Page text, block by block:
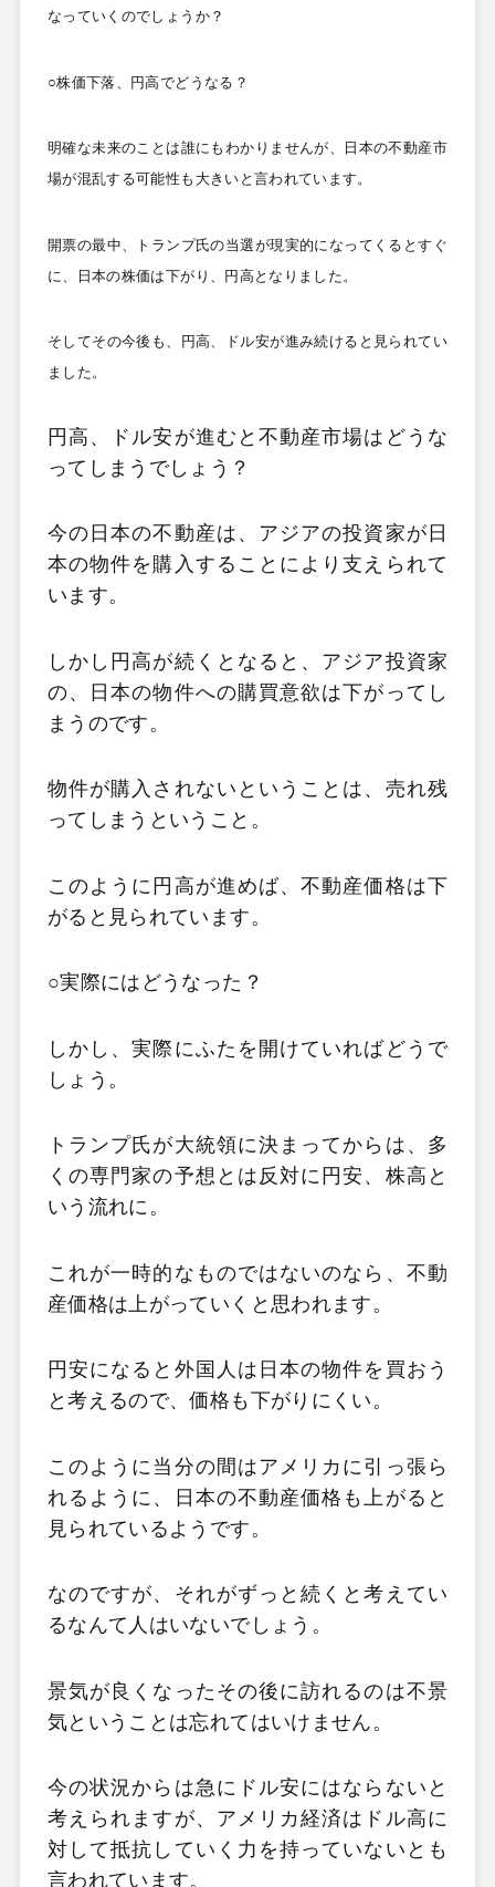
なっていくのでしょうか？
○株価下落、円高でどうなる？
明確な未来のことは誰にもわかりませんが、日本の不動産市
場が混乱する可能性も大きいと言われています。
開票の最中、トランプ氏の当選が現実的になってくるとすぐ
に、日本の株価は下がり、円高となりました。
そしてその今後も、円高、ドル安が進み続けると見られてい
ました。
円高、ドル安が進むと不動産市場はどうな
ってしまうでしょう？
今の日本の不動産は、アジアの投資家が日
本の物件を購入することにより支えられて
います。
しかし円高が続くとなると、アジア投資家
の、日本の物件への購買意欲は下がってし
まうのです。
物件が購入されないということは、売れ残
ってしまうということ。
このように円高が進めば、不動産価格は下
がると見られています。
○実際にはどうなった？
しかし、実際にふたを開けていればどうで
しょう。
トランプ氏が大統領に決まってからは、多
くの専門家の予想とは反対に円安、株高と
いう流れに。
これが一時的なものではないのなら、不動
産価格は上がっていくと思われます。
円安になると外国人は日本の物件を買おう
と考えるので、価格も下がりにくい。
このように当分の間はアメリカに引っ張ら
れるように、日本の不動産価格も上がると
見られているようです。
なのですが、それがずっと続くと考えてい
るなんて人はいないでしょう。
景気が良くなったその後に訪れるのは不景
気ということは忘れてはいけません。
今の状況からは急にドル安にはならないと
考えられますが、アメリカ経済はドル高に
対して抵抗していく力を持っていないとも
言われています。